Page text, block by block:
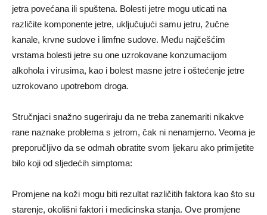
jetra povećana ili spuštena. Bolesti jetre mogu uticati na
različite komponente jetre, uključujući samu jetru, žučne
kanale, krvne sudove i limfne sudove. Među najčešćim
vrstama bolesti jetre su one uzrokovane konzumacijom
alkohola i virusima, kao i bolest masne jetre i oštećenje jetre
uzrokovano upotrebom droga.
Stručnjaci snažno sugeriraju da ne treba zanemariti nikakve
rane naznake problema s jetrom, čak ni nenamjerno. Veoma je
preporučljivo da se odmah obratite svom ljekaru ako primijetite
bilo koji od sljedećih simptoma:
Promjene na koži mogu biti rezultat različitih faktora kao što su
starenje, okolišni faktori i medicinska stanja. Ove promjene